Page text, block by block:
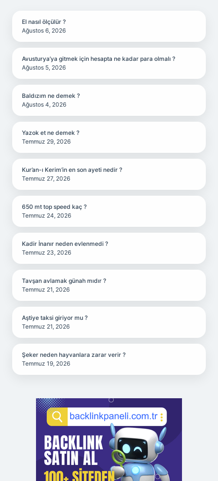
El nasıl ölçülür ?
Ağustos 6, 2026
Avusturya’ya gitmek için hesapta ne kadar para olmalı ?
Ağustos 5, 2026
Baldızım ne demek ?
Ağustos 4, 2026
Yazok et ne demek ?
Temmuz 29, 2026
Kur’an-ı Kerim’in en son ayeti nedir ?
Temmuz 27, 2026
650 mt top speed kaç ?
Temmuz 24, 2026
Kadir İnanır neden evlenmedi ?
Temmuz 23, 2026
Tavşan avlamak günah mıdır ?
Temmuz 21, 2026
Aştiye taksi giriyor mu ?
Temmuz 21, 2026
Şeker neden hayvanlara zarar verir ?
Temmuz 19, 2026